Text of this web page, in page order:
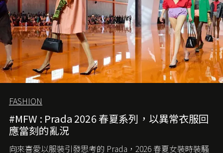
FASHION
#MFW : Prada 2026 春夏系列，以異常衣服回
應當刻的亂況
向來喜愛以服裝引發思考的 Prada，2026 春夏女裝時裝騷